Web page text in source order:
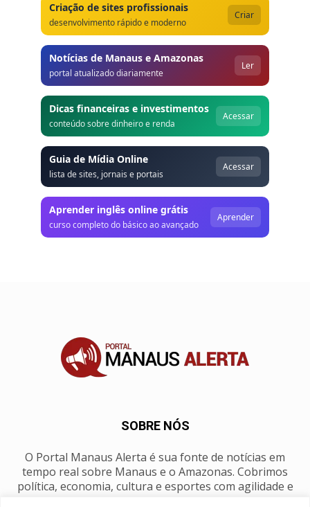
Criação de sites profissionais
desenvolvimento rápido e moderno
Criar
Notícias de Manaus e Amazonas
portal atualizado diariamente
Ler
Dicas financeiras e investimentos
conteúdo sobre dinheiro e renda
Acessar
Guia de Mídia Online
lista de sites, jornais e portais
Acessar
Aprender inglês online grátis
curso completo do básico ao avançado
Aprender
SOBRE NÓS
O Portal Manaus Alerta é sua fonte de notícias em
tempo real sobre Manaus e o Amazonas. Cobrimos
política, economia, cultura e esportes com agilidade e